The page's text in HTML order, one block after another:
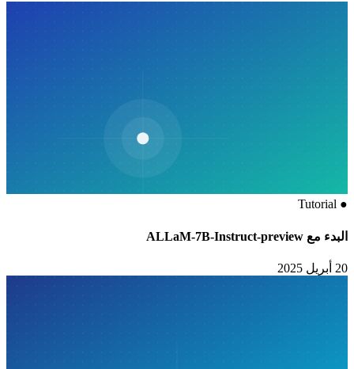
●
Tutorial
البدء مع ALLaM-7B-Instruct-preview
20 أبريل 2025